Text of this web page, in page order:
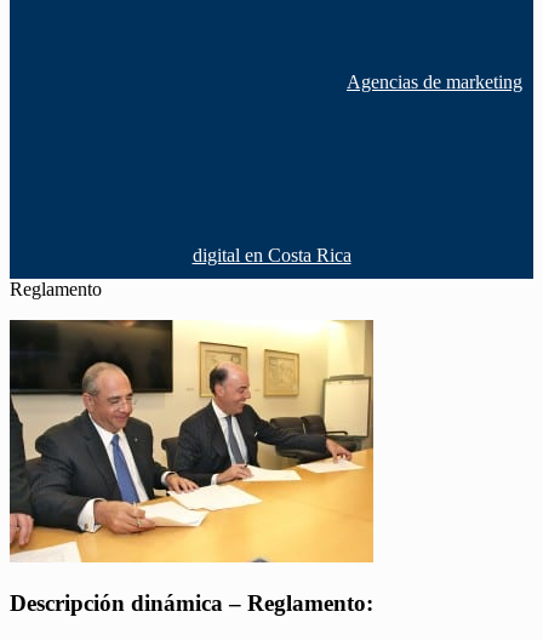
Agencias de marketing
digital en Costa Rica
Reglamento
Descripción dinámica – Reglamento: